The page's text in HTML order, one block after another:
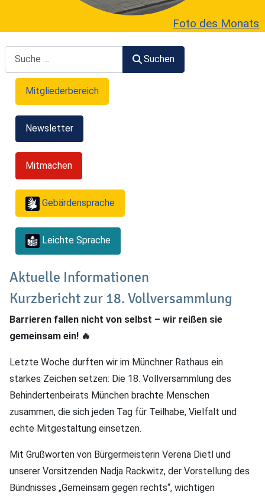
Foto des Monats
Suchen
Suchen
Mitgliederbereich
Newsletter
Mitmachen
Gebärdensprache
Leichte Sprache
Aktuelle Informationen
Kurzbericht zur 18. Vollversammlung
Barrieren fallen nicht von selbst – wir reißen sie
gemeinsam ein! 🔥
Letzte Woche durften wir im Münchner Rathaus ein
starkes Zeichen setzen: Die 18. Vollversammlung des
Behindertenbeirats München brachte Menschen
zusammen, die sich jeden Tag für Teilhabe, Vielfalt und
echte Mitgestaltung einsetzen.
Mit Grußworten von Bürgermeisterin Verena Dietl und
unserer Vorsitzenden Nadja Rackwitz, der Vorstellung des
Bündnisses „Gemeinsam gegen rechts“, wichtigen